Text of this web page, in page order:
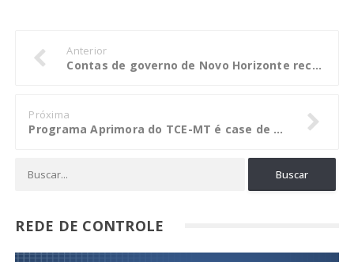
Anterior
Contas de governo de Novo Horizonte recebem parecer prévio favorável do TCE
Próxima
Programa Aprimora do TCE-MT é case de sucesso em evento nacional de controle
REDE DE CONTROLE